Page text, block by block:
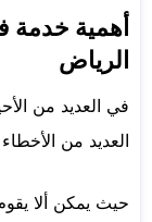
أهمية
الرياض
في العديد من
العديد من الأخطاء
حيث يمكن ألا